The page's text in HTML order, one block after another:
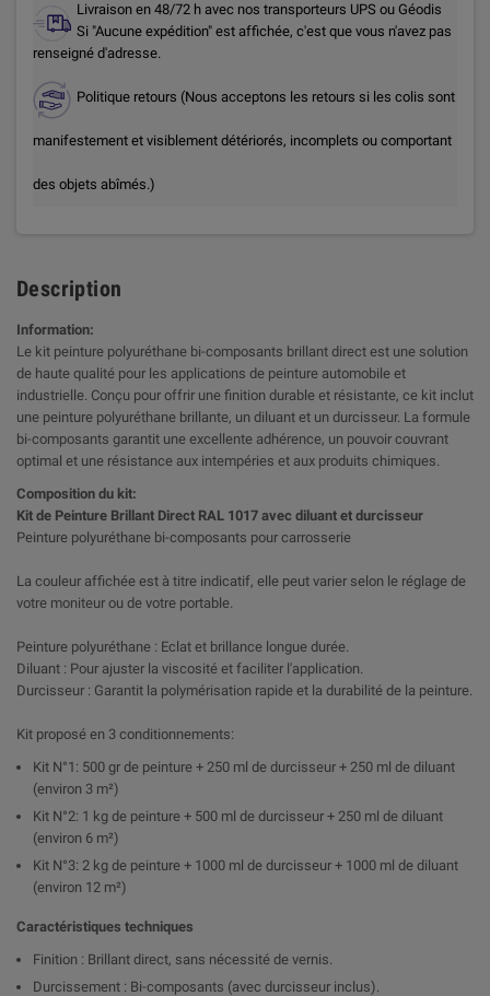
Livraison en 48/72 h avec nos transporteurs UPS ou Géodis
Si "Aucune expédition" est affichée, c'est que vous n'avez pas
renseigné d'adresse.
Politique retours (Nous acceptons les retours si les colis sont
manifestement et visiblement détériorés, incomplets ou comportant
des objets abîmés.)
Description
Information:
Le kit peinture polyuréthane bi-composants brillant direct est une solution
de haute qualité pour les applications de peinture automobile et
industrielle. Conçu pour offrir une finition durable et résistante, ce kit inclut
une peinture polyuréthane brillante, un diluant et un durcisseur. La formule
bi-composants garantit une excellente adhérence, un pouvoir couvrant
optimal et une résistance aux intempéries et aux produits chimiques.
Composition du kit:
Kit de Peinture Brillant Direct RAL 1017 avec diluant et durcisseur
Peinture polyuréthane bi-composants pour carrosserie
La couleur affichée est à titre indicatif, elle peut varier selon le réglage de
votre moniteur ou de votre portable.
Peinture polyuréthane : Eclat et brillance longue durée.
Diluant : Pour ajuster la viscosité et faciliter l'application.
Durcisseur : Garantit la polymérisation rapide et la durabilité de la peinture.
Kit proposé en 3 conditionnements:
Kit N°1: 500 gr de peinture + 250 ml de durcisseur + 250 ml de diluant
(environ 3 m²)
Kit N°2: 1 kg de peinture + 500 ml de durcisseur + 250 ml de diluant
(environ 6 m²)
Kit N°3: 2 kg de peinture + 1000 ml de durcisseur + 1000 ml de diluant
(environ 12 m²)
Caractéristiques techniques
Finition : Brillant direct, sans nécessité de vernis.
Durcissement : Bi-composants (avec durcisseur inclus).